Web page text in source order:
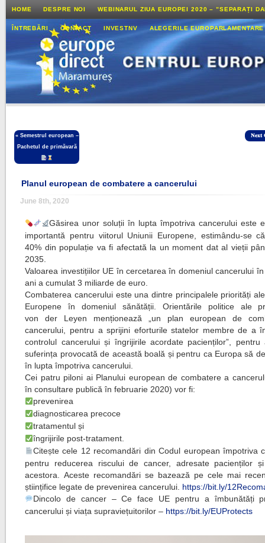
HOME DESPRE NOI WEBINARUL ZIUA EUROPEI 2020 – ”SEPARAȚI
ÎNTREBĂRI CONTACT INVESTNV ALEGERILE
« Semestrul european –
Pachetul de primăvară
𝐍𝐞𝐱𝐭
Planul european de combatere a cancerului
June 8th, 2020
Găsirea unor soluții în lupta împotriva cancerului este
importantă pentru viitorul Uniunii Europene, estimându-se
40% din populație va fi afectată la un moment dat al vieții
2035.
Valoarea investițiilor UE în cercetarea în domeniul cancerului
ani a cumulat 3 miliarde de euro.
Combaterea cancerului este una dintre principalele priorități
Europene în domeniul sănătății. Orientările politice ale
von der Leyen menționează „un plan european de
cancerului, pentru a sprijini eforturile statelor membre de a
controlul cancerului și îngrijirile acordate pacienților”, pentru
suferința provocată de această boală și pentru ca Europa să
în lupta împotriva cancerului.
Cei patru piloni ai Planului european de combatere a
în consultare publică în februarie 2020) vor fi:
prevenirea
diagnosticarea precoce
tratamentul și
îngrijirile post-tratament.
Citește cele 12 recomandări din Codul european împotriva
pentru reducerea riscului de cancer, adresate pacienților
acestora. Aceste recomandări se bazează pe cele mai
științifice legate de prevenirea cancerului. https://bit.ly/
Dincolo de cancer – Ce face UE pentru a îmbunătăți
cancerului și viața supraviețuitorilor – https://bit.ly/EUProtects